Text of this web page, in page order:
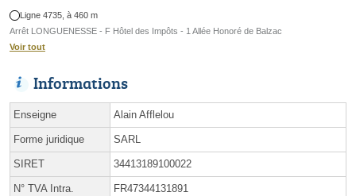
Ligne 4735, à 460 m
Arrêt LONGUENESSE - F Hôtel des Impôts - 1 Allée Honoré de Balzac
Voir tout
Informations
Enseigne Alain Afflelou
Forme juridique SARL
SIRET 34413189100022
N° TVA Intra. FR47344131891